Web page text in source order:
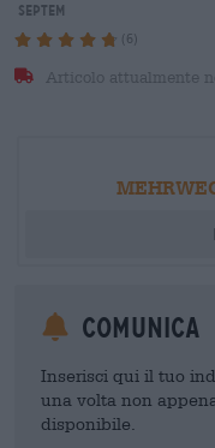
Septem
(6)
Articolo attualmente
Comunica
Inserisci qui il tuo
una volta non
disponibile.